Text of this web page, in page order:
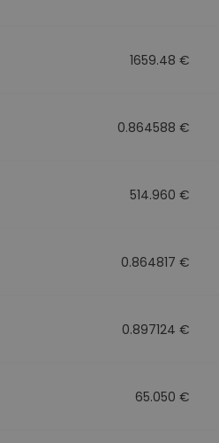
1659.48 €
0.864588 €
514.960 €
0.864817 €
0.897124 €
65.050 €